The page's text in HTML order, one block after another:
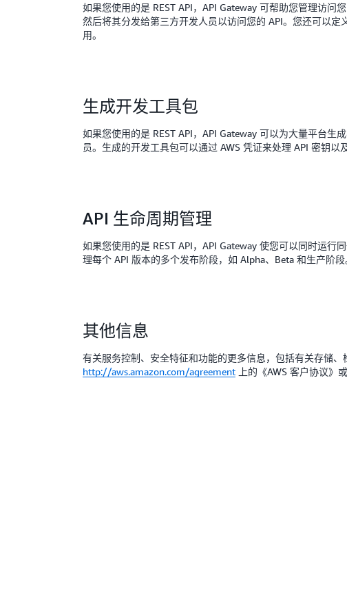
如果您使用的是 REST API，API Gateway 可帮助您管理访问
然后将其分发给第三方开发人员以访问您的 API。您还可以
用。
生成开发工具包
如果您使用的是 REST API，API Gateway 可以为大量平台
员。生成的开发工具包可以通过 AWS 凭证来处理 API 密钥
API 生命周期管理
如果您使用的是 REST API，API Gateway 使您可以同时运
理每个 API 版本的多个发布阶段，如 Alpha、Beta 和生产阶
其他信息
有关服务控制、安全特征和功能的更多信息，包括有关存储
http://aws.amazon.com/agreement 上的《AWS 客户协议》